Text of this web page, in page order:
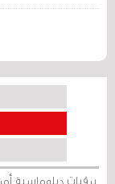
برقيات دبلوماسية